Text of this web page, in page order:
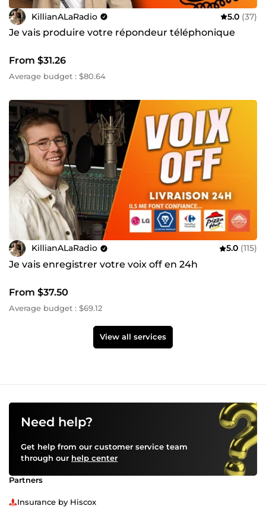
KillianALaRadio 5.0 (37)
Je vais produire votre répondeur téléphonique
From $31.26
Average budget : $80.64
KillianALaRadio 5.0 (115)
Je vais enregistrer votre voix off en 24h
From $37.50
Average budget : $69.12
View all services
Need help?
Get help from our customer service team
through our help center
Partners
Insurance by Hiscox